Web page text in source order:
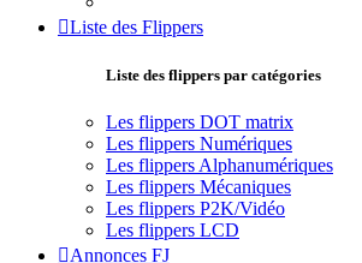
Liste des Flippers
Liste des flippers par catégories
Les flippers DOT matrix
Les flippers Numériques
Les flippers Alphanumériques
Les flippers Mécaniques
Les flippers P2K/Vidéo
Les flippers LCD
Annonces FJ